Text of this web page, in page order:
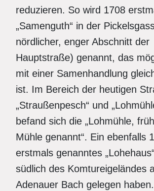
reduzieren. So wird 1708
„Samenguth“ in der
nördlicher, enger Abschnitt der
Hauptstraße) genannt, das
mit einer Samenhandlung
ist. Im Bereich der heutigen
„Straußenpesch“ und
befand sich die „Lohmühle,
Mühle genannt“. Ein ebenfalls
erstmals genanntes
südlich des Komtureigeländes
Adenauer Bach gelegen haben.